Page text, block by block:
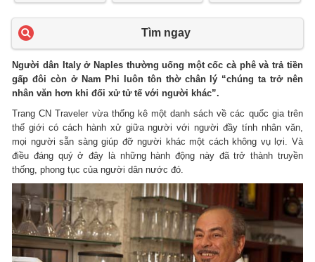
Tìm ngay
Người dân Italy ở Naples thường uống một cốc cà phê và trả tiền
gấp đôi còn ở Nam Phi luôn tôn thờ chân lý “chúng ta trở nên
nhân văn hơn khi đối xử tử tế với người khác”.
Trang CN Traveler vừa thống kê một danh sách về các quốc gia trên
thế giới có cách hành xử giữa người với người đầy tính nhân văn,
mọi người sẵn sàng giúp đỡ người khác một cách không vụ lợi. Và
điều đáng quý ở đây là những hành động này đã trở thành truyền
thống, phong tục của người dân nước đó.